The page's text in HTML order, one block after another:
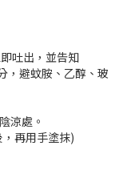
吐出，並告知
，避蚊胺、乙醇、玻
涼處。
再用手塗抹)